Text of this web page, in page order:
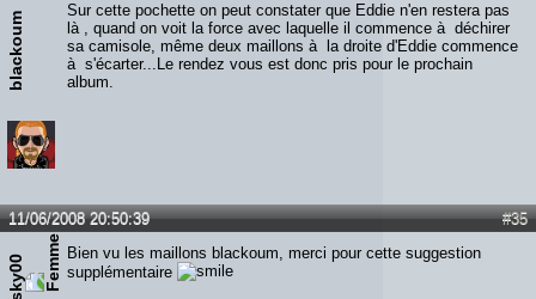
blackoum
Sur cette pochette on peut constater que Eddie n'en restera pas
là , quand on voit la force avec laquelle il commence à déchirer
sa camisole, même deux maillons à la droite d'Eddie commence
à s'écarter...Le rendez vous est donc pris pour le prochain
album.
#35
11/06/2008 20:50:39
Bien vu les maillons blackoum, merci pour cette suggestion
supplémentaire